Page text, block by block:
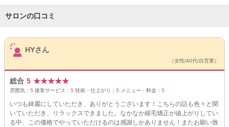
サロンの口コミ
サロンPick Up
HYさん
（女性/40代/自営業）
総合 5 ★★★★★
雰囲気： 5 接客サービス： 5 技術・仕上がり： 5 メニュー・料金： 5
いつも綺麗にしていただき、ありがとうございます！こちらの話も色々と聞
いていただき、リラックスできました。なかなか縮毛矯正が値上がりしてい
る中、この価格でやっていただけるのは感謝しかありません！またお願い致